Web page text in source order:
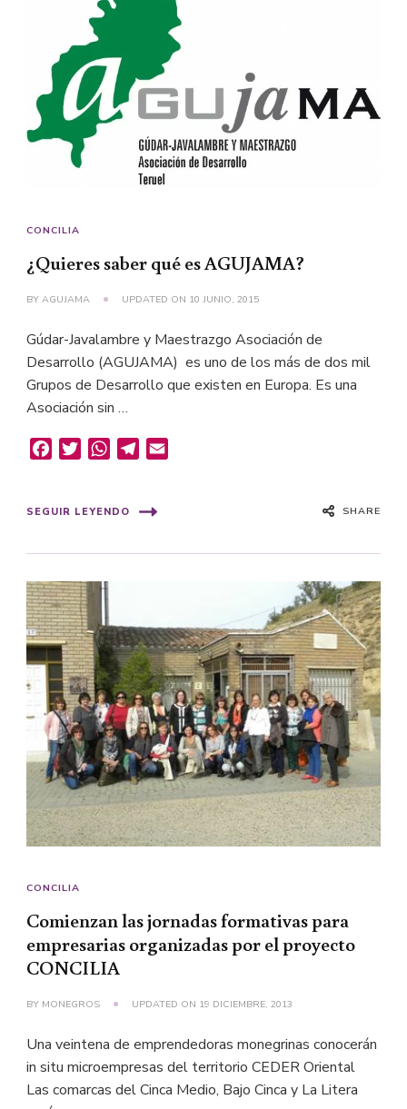
CONCILIA
¿Quieres saber qué es AGUJAMA?
BY AGUJAMA UPDATED ON 10 JUNIO, 2015
Gúdar-Javalambre y Maestrazgo Asociación de
Desarrollo (AGUJAMA) es uno de los más de dos mil
Grupos de Desarrollo que existen en Europa. Es una
Asociación sin …
FacebookTwitterWhatsAppTelegram
SEGUIR LEYENDO SHARE
CONCILIA
Comienzan las jornadas formativas para
empresarias organizadas por el proyecto
CONCILIA
BY MONEGROS UPDATED ON 19 DICIEMBRE, 2013
Una veintena de emprendedoras monegrinas conocerán
in situ microempresas del territorio CEDER Oriental
Las comarcas del Cinca Medio, Bajo Cinca y La Litera